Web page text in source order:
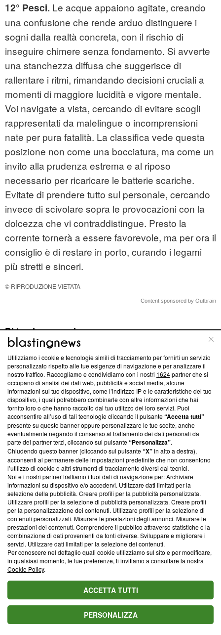
12° Pesci. Le acque appaiono agitate, creando
una confusione che rende arduo distinguere i
sogni dalla realtà concreta, con il rischio di
inseguire chimere senza fondamento. Si avverte
una stanchezza diffusa che suggerisce di
rallentare i ritmi, rimandando decisioni cruciali a
momenti di maggiore lucidità e vigore mentale.
Voi navigate a vista, cercando di evitare scogli
rappresentati da malelingue o incomprensioni
nate per pura fatalità. La classifica vede questa
posizione non come una bocciatura, ma come un
invito alla prudenza estrema e al riposo
necessario per ricaricare le batterie scariche.
Evitate di prendere tutto sul personale, cercando
invece di scivolare sopra le provocazioni con la
dolcezza che vi contraddistingue. Presto la
corrente tornerà a essere favorevole, ma per ora il
consiglio è di restare in porto, curando i legami
più stretti e sinceri.
© RIPRODUZIONE VIETATA
Content sponsored by Outbrain
Di tendenza oggi
L'oroscopo di domani
7 agosto e classifica:
Pesci al 1ﾟposto, in
arrivo occasioni
preziose
Oroscopo e classifica
del 9 agosto: 1ﾟ
Cancro, 2ﾟPesci, 3ﾟ
Sagittario
L'oroscopo del
giorno venerdì 7
agosto: Venere lascia
Vergine, Toro
impegnato
Max Rendi
Contributor
SEGUI
In tria tempora vita dividitur: quod fuit, quod est, quod futurum est.
Ex his quod agimus breve est, quod acturi sumus dubium, quod
egimus certum. La vita si divide in tre tempi: passato, presente,
futuro.
SeguiAntoniosu Facebook
Leggi di più sullo stesso argomento da Max Rendi:
L'oroscopo di domani 9 agosto e classifica: Leone al 1ﾟposto,
malintesi per la Vergine
L'oroscopo di domani 8 agosto 2026 con classifica: 1ﾟToro,
finalmente riconquista la vetta
L'oroscopo di domani 7 agosto e classifica: Pesci al 1ﾟposto, in
arrivo occasioni preziose
Utilizziamo i cookie e tecnologie simili di tracciamento per fornirti un servizio
personalizzato rispetto alle tue esigenze di navigazione e per analizzare il
nostro traffico. Raccogliamo e condividiamo con i nostri 1624partner che si
occupano di analisi dei dati web, pubblicità e social media, alcune
informazioni sul tuo dispositivo, come l’indirizzo IP e le caratteristiche del tuo
dispositivo, i quali potrebbero combinarle con altre informazioni che hai
fornito loro o che hanno raccolto dal tuo utilizzo dei loro servizi. Puoi
acconsentire all’uso di tali tecnologie cliccando il pulsante“Accetta tutti”
presente su questo banner oppure personalizzare le tue scelte, anche
eventualmente negando il consenso al trattamento dei dati personali da
parte dei partner terzi, cliccando sul pulsante“Personalizza”.
Chiudendo questo banner (cliccando sul pulsante“X”in alto a destra),
acconsenti al permanere delle impostazioni predefinite che non consentono
l’utilizzo di cookie o altri strumenti di tracciamento diversi dai tecnici.
Noi e i nostri partner trattiamo i tuoi dati di navigazione per: Archiviare
informazioni su dispositivo e/o accedervi. Utilizzare dati limitati per la
selezione della pubblicità. Creare profili per la pubblicità personalizzata.
Utilizzare profili per la selezione di pubblicità personalizzata. Creare profili
per la personalizzazione dei contenuti. Utilizzare profili per la selezione di
contenuti personalizzati. Misurare le prestazioni degli annunci. Misurare le
prestazioni dei contenuti. Comprendere il pubblico attraverso statistiche o la
combinazione di dati provenienti da fonti diverse. Sviluppare e migliorare i
servizi. Utilizzare dati limitati per la selezione dei contenuti.
Per conoscere nel dettaglio quali cookie utilizziamo sul sito e per modificare,
in qualsiasi momento, le tue preferenze, ti invitiamo a consultare la nostra
Cookie Policy.
ACCETTA TUTTI
PERSONALIZZA